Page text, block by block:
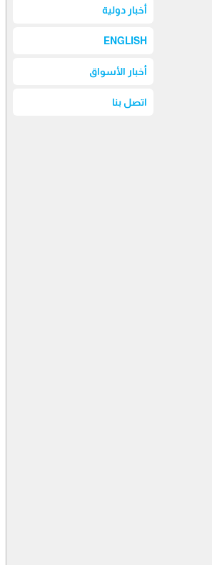
أخبار دولية
ENGLISH
أخبار الأسواق
اتصل بنا